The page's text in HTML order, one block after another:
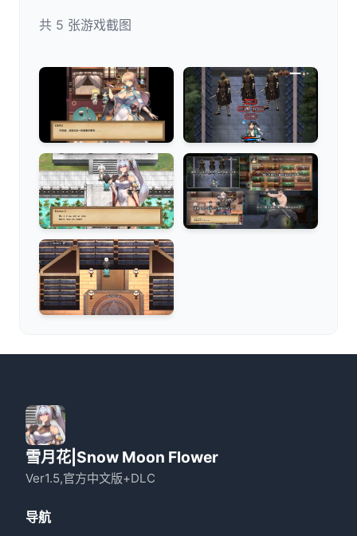
共 5 张游戏截图
雪月花|Snow Moon Flower
Ver1.5,官方中文版+DLC
导航